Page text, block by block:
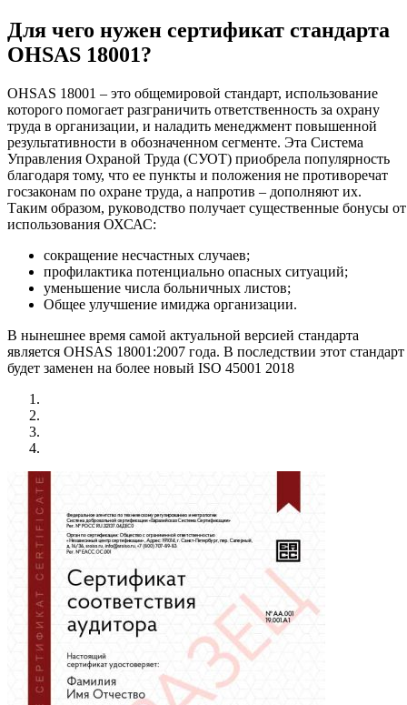
Для чего нужен сертификат стандарта
OHSAS 18001?
OHSAS 18001 – это общемировой стандарт, использование
которого помогает разграничить ответственность за охрану
труда в организации, и наладить менеджмент повышенной
результативности в обозначенном сегменте. Эта Система
Управления Охраной Труда (СУОТ) приобрела популярность
благодаря тому, что ее пункты и положения не противоречат
госзаконам по охране труда, а напротив – дополняют их.
Таким образом, руководство получает существенные бонусы от
использования ОХСАС:
сокращение несчастных случаев;
профилактика потенциально опасных ситуаций;
уменьшение числа больничных листов;
Общее улучшение имиджа организации.
В нынешнее время самой актуальной версией стандарта
является OHSAS 18001:2007 года. В последствии этот стандарт
будет заменен на более новый ISO 45001 2018